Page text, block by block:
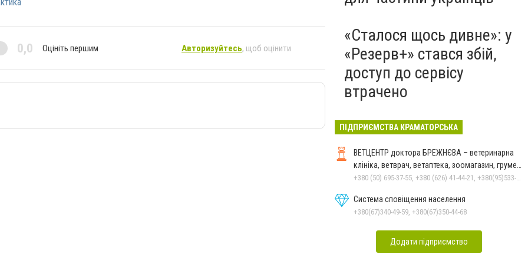
0,0 Оцініть першим Авторизуйтесь, щоб оцінити
«Сталося щось дивне»: у
«Резерв+» стався збій,
доступ до сервісу
втрачено
ПІДПРИЄМСТВА КРАМАТОРСЬКА
ВЕТЦЕНТР доктора БРЕЖНЄВА – ветеринарна
клініка, ветврач, ветаптека, зоомагазин, грумер,
стрижки.
+380 (50) 695-37-55, +380 (626) 41-44-21, +380(95)533-90-03
Система сповіщення населення
+380(67)340-49-59, +380(67)350-44-68
Додати підприємство